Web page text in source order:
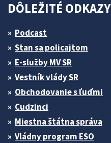
DÔLEŽITÉ ODKAZY
Podcast
Stan sa policajtom
E-služby MV SR
Vestník vlády SR
Obchodovanie s ľuďmi
Cudzinci
Miestna štátna správa
Vládny program ESO